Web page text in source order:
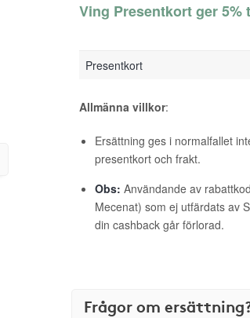
Ving Presentkort ger 5%
Presentkort
Allmänna villkor:
Ersättning ges i normalfallet
presentkort och frakt.
Obs: Användande av
Mecenat) som ej utfärdats av
din cashback går förlorad.
Frågor om